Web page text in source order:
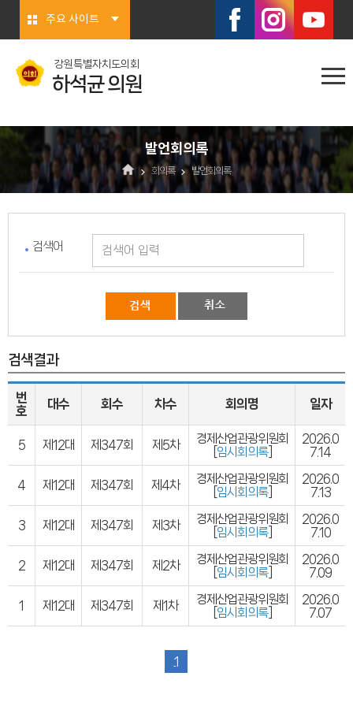
주요 사이트
강원특별자치도의회
하석균 의원
발언회의록
회의록 발언회의록
검색어
검색결과
번
호
대수 회수 차수 회의명 일자
5 제12대 제347회 제5차
경제산업관광위원회
임시회의록]
2026.0
7.14
4 제12대 제347회 제4차
경제산업관광위원회
임시회의록]
2026.0
7.13
3 제12대 제347회 제3차
경제산업관광위원회
임시회의록]
2026.0
7.10
2 제12대 제347회 제2차
경제산업관광위원회
임시회의록]
2026.0
7.09
1 제12대 제347회 제1차
경제산업관광위원회
임시회의록]
2026.0
7.07
1